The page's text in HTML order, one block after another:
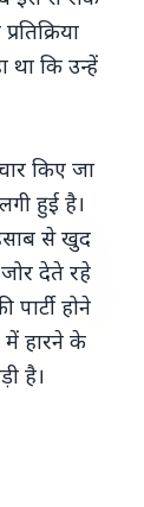
को क्यों कर
था कि उन्हें
किए जा
हुई है।
से खुद
देते रहे
होने
में हारने के
है।